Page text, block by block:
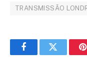
TRANSMISSÃO
FacebookTwitter